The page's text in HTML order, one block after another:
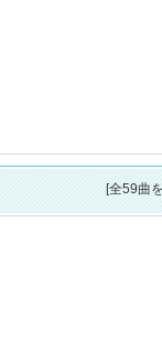
[全59曲